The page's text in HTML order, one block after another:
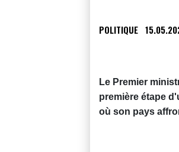
POLITIQUE
Le Premier
première étape
où son pays